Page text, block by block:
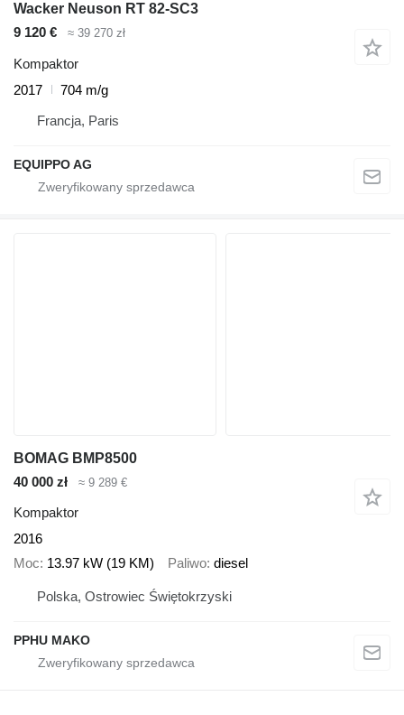
Wacker Neuson RT 82-SC3
9 120 €
≈ 39 270 zł
Kompaktor
2017
704 m/g
Francja, Paris
EQUIPPO AG
BOMAG BMP8500
40 000 zł
≈ 9 289 €
Kompaktor
2016
Moc 13.97 kW (19 KM) Paliwo diesel
Polska, Ostrowiec Świętokrzyski
PPHU MAKO